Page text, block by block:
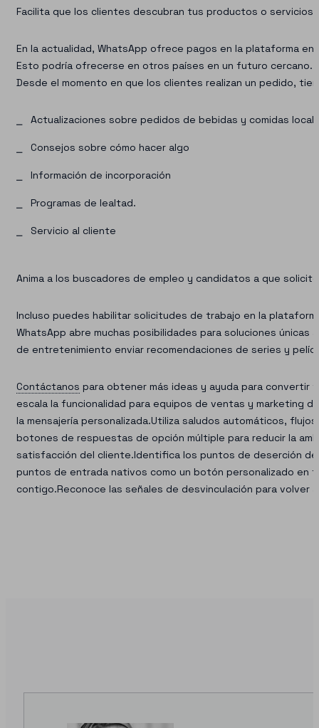
Facilita que los clientes descubran tus productos o servicios
En la actualidad, WhatsApp ofrece pagos en la plataforma
Esto podría ofrecerse en otros países en un futuro cercano.
Desde el momento en que los clientes realizan un pedido,
Actualizaciones sobre pedidos de bebidas y comidas
Consejos sobre cómo hacer algo
Información de incorporación
Programas de lealtad.
Servicio al cliente
Anima a los buscadores de empleo y candidatos a que
Incluso puedes habilitar solicitudes de trabajo en la
WhatsApp abre muchas posibilidades para soluciones
de entretenimiento enviar recomendaciones de series y
Contáctanos para obtener más ideas y ayuda para convertir
escala la funcionalidad para equipos de ventas y marketing
la mensajería personalizada.Utiliza saludos automáticos,
botones de respuestas de opción múltiple para reducir la
satisfacción del cliente.Identifica los puntos de deserción
puntos de entrada nativos como un botón personalizado en
contigo.Reconoce las señales de desvinculación para